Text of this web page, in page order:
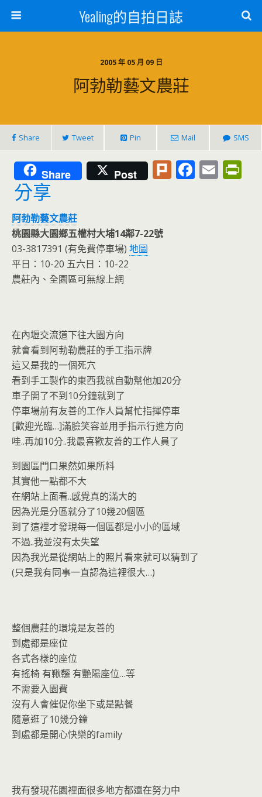
Yealing的自拍日誌
2005 年 05 月 09 日
阿勃勒藝文農莊
Share Tweet Pin Mail SMS
Share Post Pl F E
分享
阿勃勒藝文農莊
桃園縣大園鄉五權村大埔14鄰7-22號
03-3817391 (有免費停車場) 地圖
平日：10-20 五六日：10-22
農莊內、全園區可無線上網
在內壢交流道下往大園方向
就會看到阿勃勒農莊的手工指示牌
這又是我的一個死穴
看到手工製作的東西我就自動幫他加20分
車子開了不到10分鐘就到了
停車場前有友善的工作人員幫忙指揮停車
[歡迎光臨…]滿臉笑容並用手指示行進方向
哇..再加10分..我最喜歡友善的工作人員了
到園區門口果然如果所料
其實他一點都不大
在網站上面看..感覺真的滿大的
因為光是分區就分了10幾20個區
到了這裡才發現每一個區都是小小的區域
不過..我並沒有太失望
因為我光是從網站上的照片看來就可以猜到了
(只是我有同事一直認為這裡很大…)
整個農莊的環境是友善的
到處都是座位
各式各樣的座位
有搖椅 有鞦韆 有艷陽座位…等
不需要入園費
沒有人會催促你坐下或是點餐
隨意逛了10幾分鐘
到處都是開心快樂的family
我有發現花園裡面很多地方都還在努力中